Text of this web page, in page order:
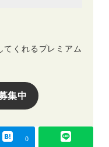
てくれるプレミアム
集中
0